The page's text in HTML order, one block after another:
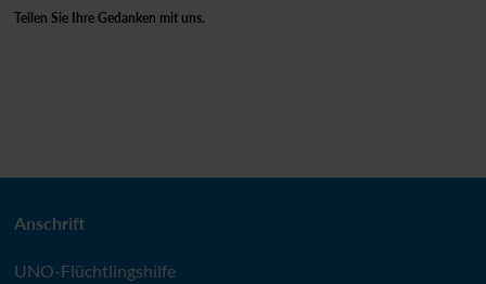
Teilen Sie Ihre Gedanken mit uns.
Anschrift
UNO-Flüchtlingshilfe